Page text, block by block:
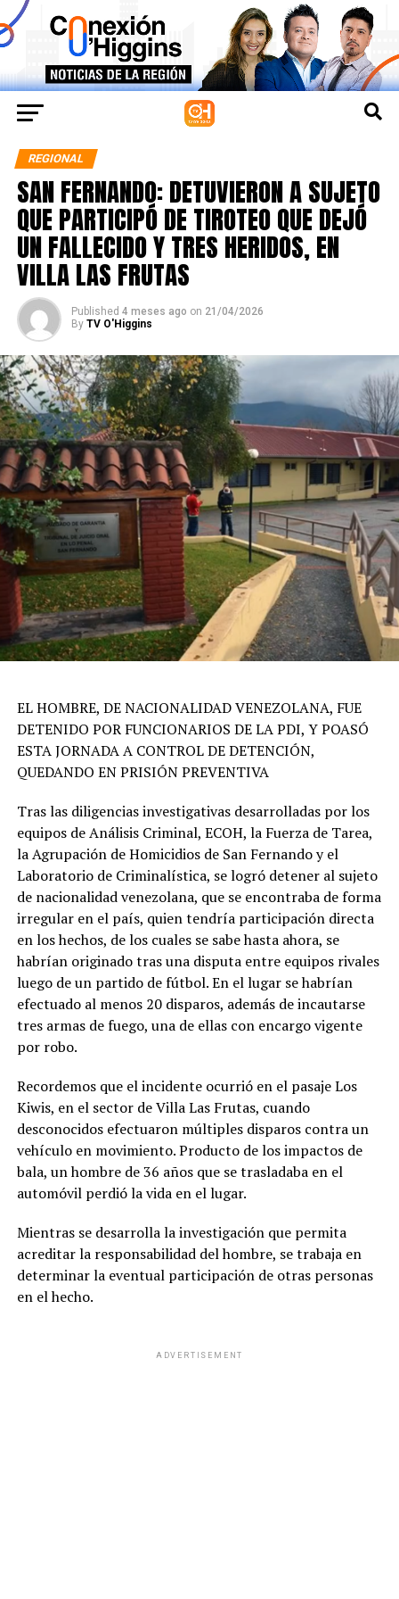
REGIONAL
SAN FERNANDO: DETUVIERON A SUJETO
QUE PARTICIPÓ DE TIROTEO QUE DEJÓ
UN FALLECIDO Y TRES HERIDOS, EN
VILLA LAS FRUTAS
Published 4 meses ago on 21/04/2026
By TV O'Higgins
EL HOMBRE, DE NACIONALIDAD VENEZOLANA, FUE
DETENIDO POR FUNCIONARIOS DE LA PDI, Y POASÓ
ESTA JORNADA A CONTROL DE DETENCIÓN,
QUEDANDO EN PRISIÓN PREVENTIVA
Tras las diligencias investigativas desarrolladas por los
equipos de Análisis Criminal, ECOH, la Fuerza de Tarea,
la Agrupación de Homicidios de San Fernando y el
Laboratorio de Criminalística, se logró detener al sujeto
de nacionalidad venezolana, que se encontraba de forma
irregular en el país, quien tendría participación directa
en los hechos, de los cuales se sabe hasta ahora, se
habrían originado tras una disputa entre equipos rivales
luego de un partido de fútbol. En el lugar se habrían
efectuado al menos 20 disparos, además de incautarse
tres armas de fuego, una de ellas con encargo vigente
por robo.
Recordemos que el incidente ocurrió en el pasaje Los
Kiwis, en el sector de Villa Las Frutas, cuando
desconocidos efectuaron múltiples disparos contra un
vehículo en movimiento. Producto de los impactos de
bala, un hombre de 36 años que se trasladaba en el
automóvil perdió la vida en el lugar.
Mientras se desarrolla la investigación que permita
acreditar la responsabilidad del hombre, se trabaja en
determinar la eventual participación de otras personas
en el hecho.
ADVERTISEMENT